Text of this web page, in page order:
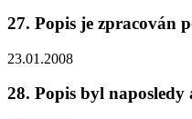
27. Popis je zpracován
23.01.2008
28. Popis byl